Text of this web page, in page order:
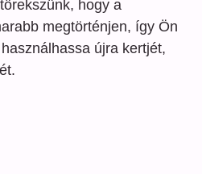
hogy a
megtörténjen, így Ön
újra kertjét,